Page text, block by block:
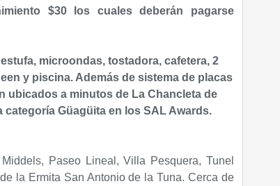
$30 los cuales deberán pagarse
microondas, tostadora, cafetera, 2
y piscina. Además de sistema de placas
ubicados a minutos de La Chancleta de
categoría Güagüita en los SAL Awards.
Paseo Lineal, Villa Pesquera, Tunel
la Ermita San Antonio de la Tuna. Cerca de